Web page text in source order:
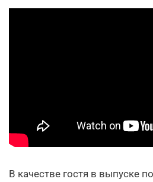
В качестве гостя в выпуске